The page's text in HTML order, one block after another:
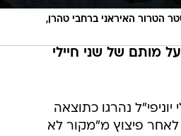
הטרור האיראני ברחבי טהרן,
מותם של שני חיילי
יוניפי"ל נהרגו כתוצאה
לאחר פיצוץ מ"מקור לא